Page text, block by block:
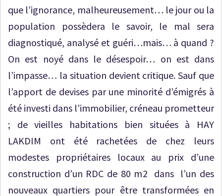
que l’ignorance, malheureusement… le jour ou la
population possèdera le savoir, le mal sera
diagnostiqué, analysé et guéri…mais… à quand ?
On est noyé dans le désespoir… on est dans
l’impasse… la situation devient critique. Sauf que
l’apport de devises par une minorité d’émigrés à
été investi dans l’immobilier, créneau prometteur
; de vieilles habitations bien situées à HAY
LAKDIM ont été rachetées de chez leurs
modestes propriétaires locaux au prix d’une
construction d’un RDC de 80 m2 dans l’un des
nouveaux quartiers pour être transformées en